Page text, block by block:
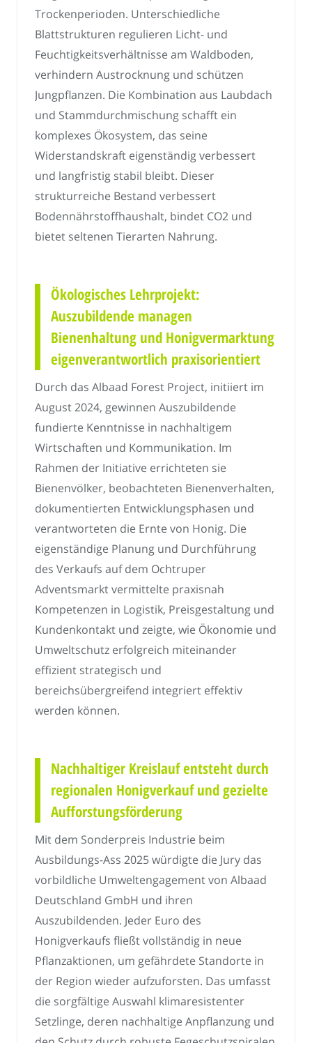
Trockenperioden. Unterschiedliche
Blattstrukturen regulieren Licht- und
Feuchtigkeitsverhältnisse am Waldboden,
verhindern Austrocknung und schützen
Jungpflanzen. Die Kombination aus Laubdach
und Stammdurchmischung schafft ein
komplexes Ökosystem, das seine
Widerstandskraft eigenständig verbessert
und langfristig stabil bleibt. Dieser
strukturreiche Bestand verbessert
Bodennährstoffhaushalt, bindet CO2 und
bietet seltenen Tierarten Nahrung.
Ökologisches Lehrprojekt:
Auszubildende managen
Bienenhaltung und Honigvermarktung
eigenverantwortlich praxisorientiert
Durch das Albaad Forest Project, initiiert im
August 2024, gewinnen Auszubildende
fundierte Kenntnisse in nachhaltigem
Wirtschaften und Kommunikation. Im
Rahmen der Initiative errichteten sie
Bienenvölker, beobachteten Bienenverhalten,
dokumentierten Entwicklungsphasen und
verantworteten die Ernte von Honig. Die
eigenständige Planung und Durchführung
des Verkaufs auf dem Ochtruper
Adventsmarkt vermittelte praxisnah
Kompetenzen in Logistik, Preisgestaltung und
Kundenkontakt und zeigte, wie Ökonomie und
Umweltschutz erfolgreich miteinander
effizient strategisch und
bereichsübergreifend integriert effektiv
werden können.
Nachhaltiger Kreislauf entsteht durch
regionalen Honigverkauf und gezielte
Aufforstungsförderung
Mit dem Sonderpreis Industrie beim
Ausbildungs-Ass 2025 würdigte die Jury das
vorbildliche Umweltengagement von Albaad
Deutschland GmbH und ihren
Auszubildenden. Jeder Euro des
Honigverkaufs fließt vollständig in neue
Pflanzaktionen, um gefährdete Standorte in
der Region wieder aufzuforsten. Das umfasst
die sorgfältige Auswahl klimaresistenter
Setzlinge, deren nachhaltige Anpflanzung und